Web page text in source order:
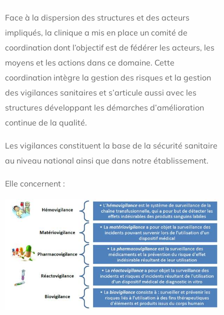
Face à la dispersion des structures et des acteurs
impliqués, la clinique a mis en place un comité de
coordination dont l’objectif est de fédérer les acteurs, les
moyens et les actions dans ce domaine. Cette
coordination intègre la gestion des risques et la gestion
des vigilances sanitaires et s’articule aussi avec les
structures développant les démarches d’amélioration
continue de la qualité.
Les vigilances constituent la base de la sécurité sanitaire
au niveau national ainsi que dans notre établissement.
Elle concernent :